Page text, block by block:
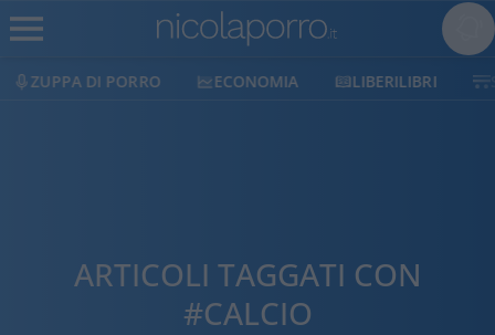
ECONOMIA LIBERILIBRI SHOP SOSTIENICI
ARTICOLI TAGGATI CON
#CALCIO